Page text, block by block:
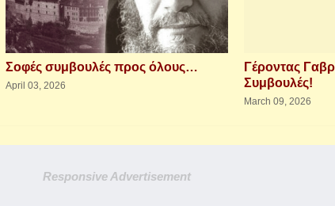
Σοφές συμβουλές προς όλους…
April 03, 2026
Γέροντας
Συμβουλές!
March 09, 2026
Responsive Advertisement